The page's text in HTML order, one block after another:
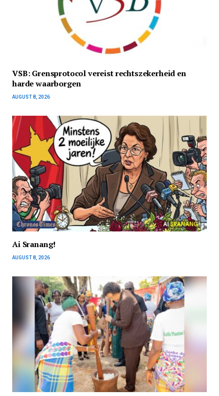
VSB: Grensprotocol vereist rechtszekerheid en
harde waarborgen
AUGUST 8, 2026
Ai Sranang!
AUGUST 8, 2026